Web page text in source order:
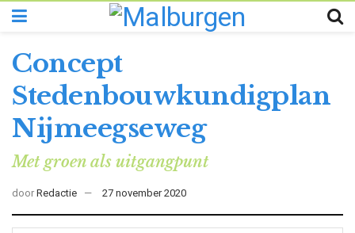
Concept
Stedenbouwkundigplan
Nijmeegseweg
Met groen als uitgangpunt
door Redactie 27 november 2020